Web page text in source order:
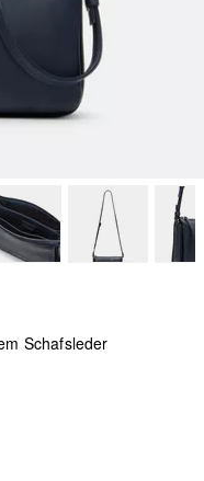
Schafsleder